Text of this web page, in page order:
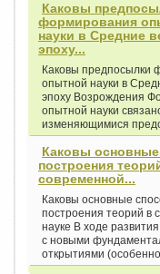
Каковы
формирования
науки в Средние
эпоху...
Каковы предпосылки
опытной науки в
эпоху Возрождения
опытной науки
изменяющимися
Каковы
построения
современной...
Каковы основные
построения теорий в
науке В ходе
с новыми
открытиями